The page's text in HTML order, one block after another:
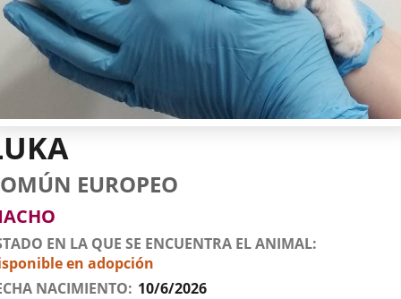
EUROPEO
EN LA QUE SE ENCUENTRA EL ANIMAL
en adopción
NACIMIENTO 10/6/2026